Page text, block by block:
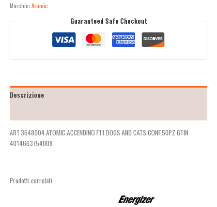
Marchio: Atomic
Guaranteed Safe Checkout
Descrizione
ART.3648004 ATOMIC ACCENDINO F11 DOGS AND CATS CONF.50PZ GTIN
4014663754008
Prodotti correlati